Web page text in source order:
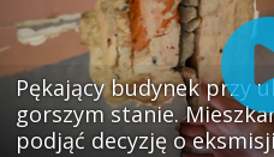
Pękający budynek przy
gorszym stanie.
podjąć decyzję o eksmisji